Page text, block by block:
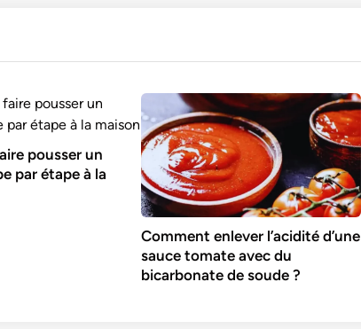
pousser un
par étape à la
Comment enlever l’acidité d’une
sauce tomate avec du
bicarbonate de soude ?